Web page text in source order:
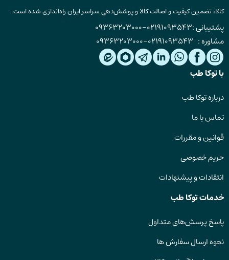
کالا، تضمین کیفیت و اصالت کالا و پوشش‌دهی سراسر ایران راه‌اندازی شده است.
پشتیبانی :02191093543
-
09363203000
مشاوره : 02191093543
-
09363203000
با توکا طب
درباره توکا طب
تماس با ما
قوانین و مقررات
حریم خصوصی
انتقادات و پیشنهادات
خدمات توکا طب
پاسخ پرسش‌های متداول
نحوه ارسال سفارش ها